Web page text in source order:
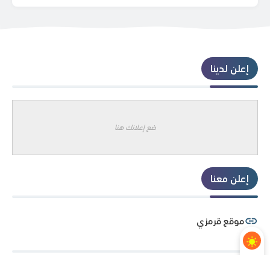
إعلن لدينا
ضع إعلانك هنا
إعلن معنا
موقع قرمزي